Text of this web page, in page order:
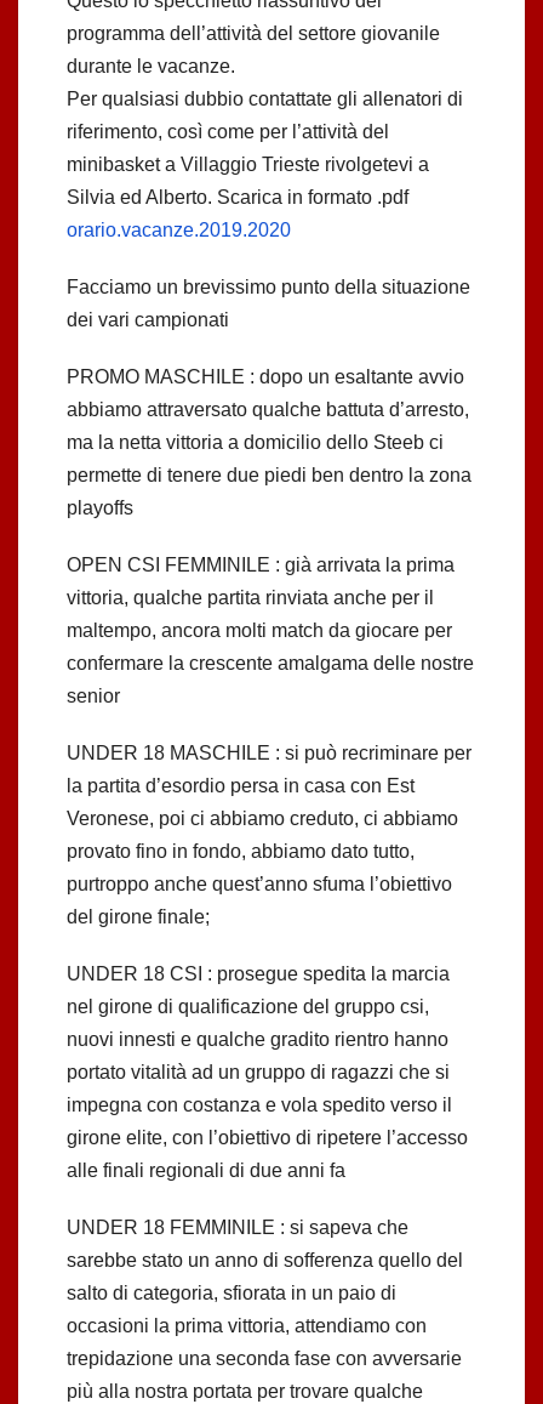
programma dell’attività del settore giovanile
durante le vacanze.
Per qualsiasi dubbio contattate gli allenatori di
riferimento, così come per l’attività del
minibasket a Villaggio Trieste rivolgetevi a
Silvia ed Alberto. Scarica in formato .pdf
orario.vacanze.2019.2020
Facciamo un brevissimo punto della situazione
dei vari campionati
PROMO MASCHILE : dopo un esaltante avvio
abbiamo attraversato qualche battuta d’arresto,
ma la netta vittoria a domicilio dello Steeb ci
permette di tenere due piedi ben dentro la zona
playoffs
OPEN CSI FEMMINILE : già arrivata la prima
vittoria, qualche partita rinviata anche per il
maltempo, ancora molti match da giocare per
confermare la crescente amalgama delle nostre
senior
UNDER 18 MASCHILE : si può recriminare per
la partita d’esordio persa in casa con Est
Veronese, poi ci abbiamo creduto, ci abbiamo
provato fino in fondo, abbiamo dato tutto,
purtroppo anche quest’anno sfuma l’obiettivo
del girone finale;
UNDER 18 CSI : prosegue spedita la marcia
nel girone di qualificazione del gruppo csi,
nuovi innesti e qualche gradito rientro hanno
portato vitalità ad un gruppo di ragazzi che si
impegna con costanza e vola spedito verso il
girone elite, con l’obiettivo di ripetere l’accesso
alle finali regionali di due anni fa
UNDER 18 FEMMINILE : si sapeva che
sarebbe stato un anno di sofferenza quello del
salto di categoria, sfiorata in un paio di
occasioni la prima vittoria, attendiamo con
trepidazione una seconda fase con avversarie
più alla nostra portata per trovare qualche